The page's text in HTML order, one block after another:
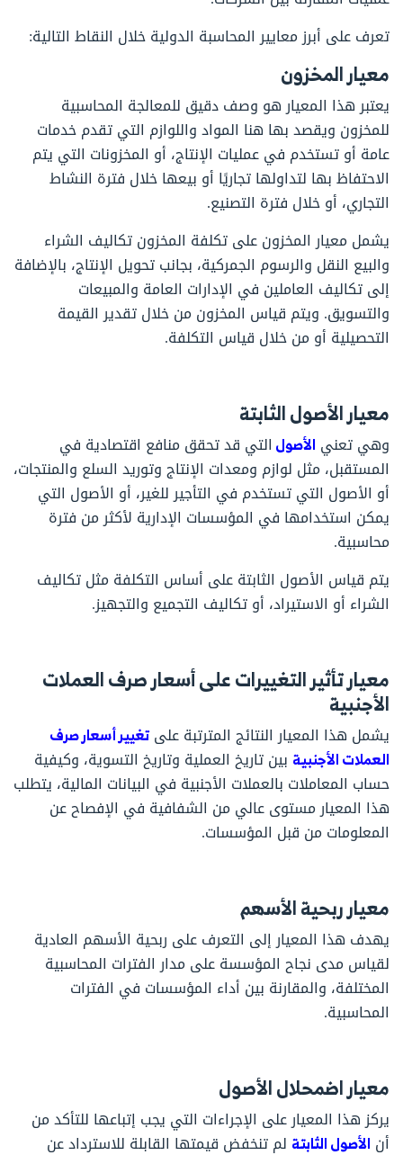
تعرف على أبرز معايير المحاسبة الدولية خلال النقاط التالية:
معيار المخزون
يعتبر هذا المعيار هو وصف دقيق للمعالجة المحاسبية
للمخزون ويقصد بها هنا المواد واللوازم التي تقدم خدمات
عامة أو تستخدم في عمليات الإنتاج، أو المخزونات التي يتم
الاحتفاظ بها لتداولها تجاريًا أو بيعها خلال فترة النشاط
التجاري، أو خلال فترة التصنيع.
يشمل معيار المخزون على تكلفة المخزون تكاليف الشراء
والبيع النقل والرسوم الجمركية، بجانب تحويل الإنتاج، بالإضافة
إلى تكاليف العاملين في الإدارات العامة والمبيعات
والتسويق. ويتم قياس المخزون من خلال تقدير القيمة
التحصيلية أو من خلال قياس التكلفة.
معيار الأصول الثابتة
وهي تعني الأصول التي قد تحقق منافع اقتصادية في
المستقبل، مثل لوازم ومعدات الإنتاج وتوريد السلع والمنتجات،
أو الأصول التي تستخدم في التأجير للغير، أو الأصول التي
يمكن استخدامها في المؤسسات الإدارية لأكثر من فترة
محاسبية.
يتم قياس الأصول الثابتة على أساس التكلفة مثل تكاليف
الشراء أو الاستيراد، أو تكاليف التجميع والتجهيز.
معيار تأثير التغييرات على أسعار صرف العملات
الأجنبية
يشمل هذا المعيار النتائج المترتبة علىتغيير أسعار صرف
العملات الأجنبية بين تاريخ العملية وتاريخ التسوية، وكيفية
حساب المعاملات بالعملات الأجنبية في البيانات المالية، يتطلب
هذا المعيار مستوى عالي من الشفافية في الإفصاح عن
المعلومات من قبل المؤسسات.
معيار ربحية الأسهم
يهدف هذا المعيار إلى التعرف على ربحية الأسهم العادية
لقياس مدى نجاح المؤسسة على مدار الفترات المحاسبية
المختلفة، والمقارنة بين أداء المؤسسات في الفترات
المحاسبية.
معيار اضمحلال الأصول
يركز هذا المعيار على الإجراءات التي يجب إتباعها للتأكد من
أن الأصول الثابتة لم تنخفض قيمتها القابلة للاسترداد عن